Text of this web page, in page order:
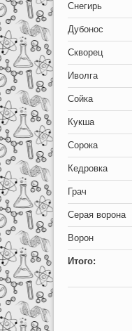
Снегирь
Дубонос
Скворец
Иволга
Сойка
Кукша
Сорока
Кедровка
Грач
Серая ворона
Ворон
Итого: